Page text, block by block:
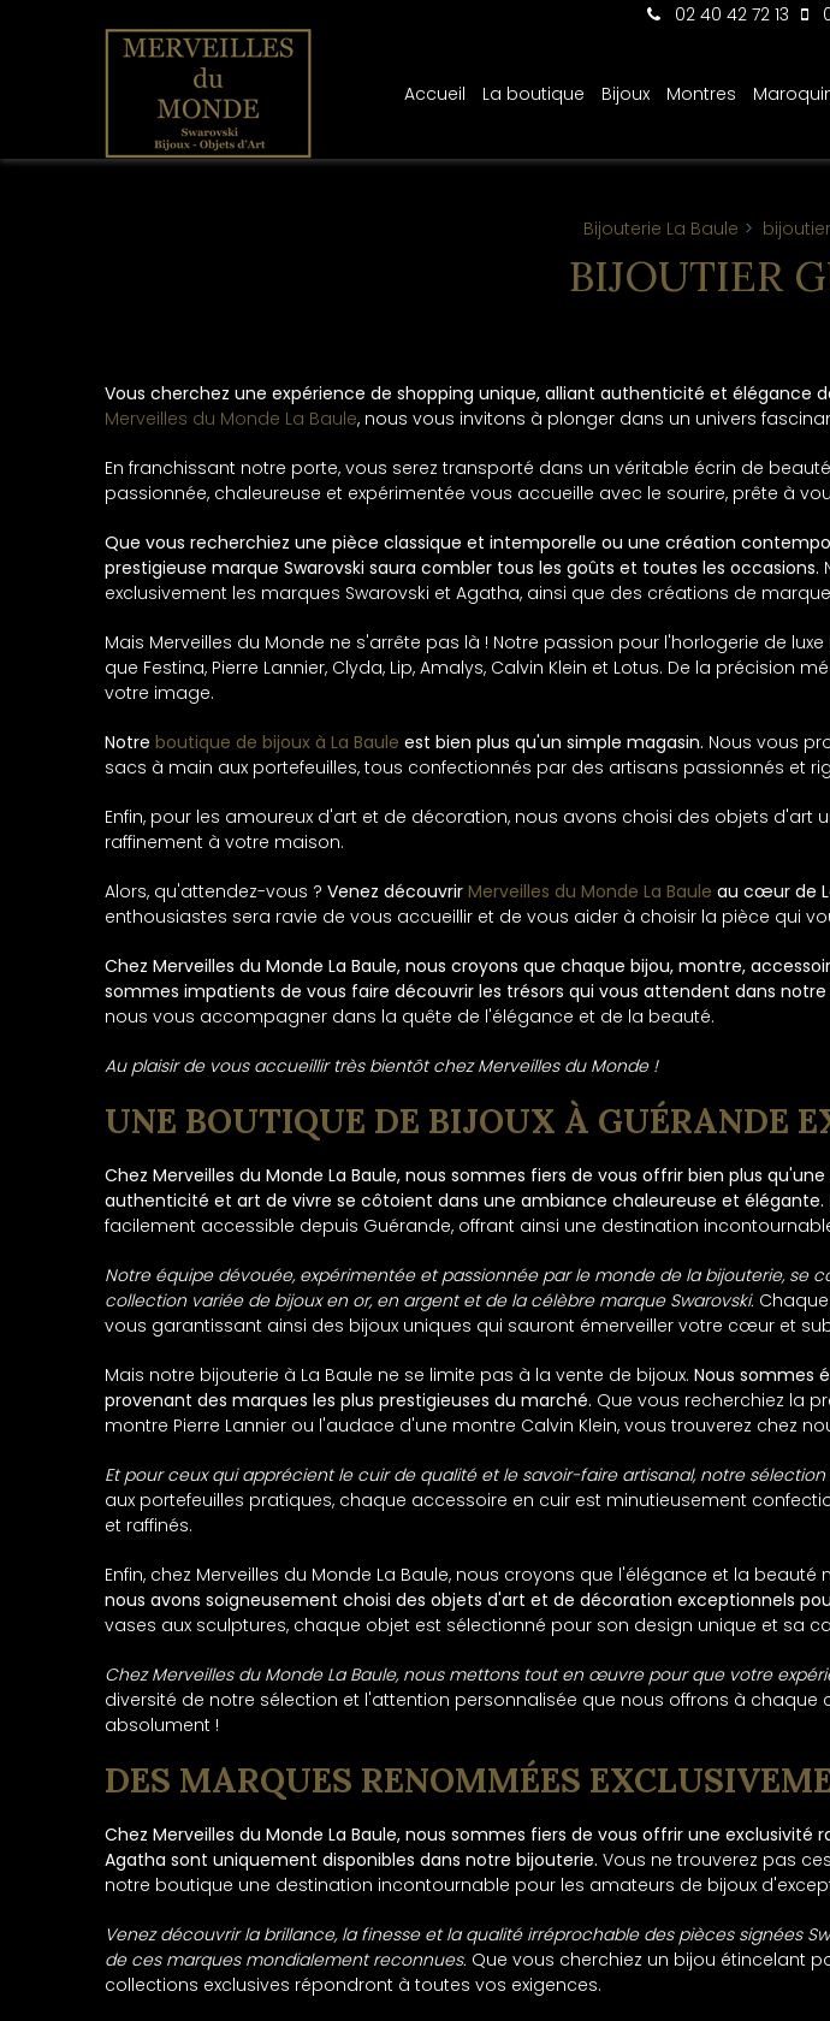
02 40 42 72 13
Accueil La boutique Bijoux Montres
Bijouterie La Baule bijoutier
BIJOUTIER
Vous cherchez une expérience de shopping unique, alliant authenticité et élégance
Merveilles du Monde La Baule, nous vous invitons à plonger dans un univers
En franchissant notre porte, vous serez transporté dans un véritable écrin de
passionnée, chaleureuse et expérimentée vous accueille avec le sourire, prête à
Que vous recherchiez une pièce classique et intemporelle ou une création
prestigieuse marque Swarovski saura combler tous les goûts et toutes les occasions.
exclusivement les marques Swarovski et Agatha, ainsi que des créations de
Mais Merveilles du Monde ne s'arrête pas là ! Notre passion pour l'horlogerie de
que Festina, Pierre Lannier, Clyda, Lip, Amalys, Calvin Klein et Lotus. De la
votre image.
Notre boutique de bijoux à La Baule est bien plus qu'un simple magasin. Nous vous
sacs à main aux portefeuilles, tous confectionnés par des artisans passionnés et
Enfin, pour les amoureux d'art et de décoration, nous avons choisi des objets
raffinement à votre maison.
Alors, qu'attendez-vous ? Venez découvrir Merveilles du Monde La Baule au cœur de
enthousiastes sera ravie de vous accueillir et de vous aider à choisir la pièce qui
Chez Merveilles du Monde La Baule, nous croyons que chaque bijou, montre,
sommes impatients de vous faire découvrir les trésors qui vous attendent dans
nous vous accompagner dans la quête de l'élégance et de la beauté.
Au plaisir de vous accueillir très bientôt chez Merveilles du Monde !
UNE BOUTIQUE DE BIJOUX À GUÉRANDE
Chez Merveilles du Monde La Baule, nous sommes fiers de vous offrir bien plus
authenticité et art de vivre se côtoient dans une ambiance chaleureuse et élégante.
facilement accessible depuis Guérande, offrant ainsi une destination
Notre équipe dévouée, expérimentée et passionnée par le monde de la bijouterie,
collection variée de bijoux en or, en argent et de la célèbre marque Swarovski.
vous garantissant ainsi des bijoux uniques qui sauront émerveiller votre cœur et
Mais notre bijouterie à La Baule ne se limite pas à la vente de bijoux. Nous sommes
provenant des marques les plus prestigieuses du marché. Que vous recherchiez la
montre Pierre Lannier ou l'audace d'une montre Calvin Klein, vous trouverez chez
Et pour ceux qui apprécient le cuir de qualité et le savoir-faire artisanal, notre
aux portefeuilles pratiques, chaque accessoire en cuir est minutieusement
et raffinés.
Enfin, chez Merveilles du Monde La Baule, nous croyons que l'élégance et la
nous avons soigneusement choisi des objets d'art et de décoration exceptionnels
vases aux sculptures, chaque objet est sélectionné pour son design unique et sa
Chez Merveilles du Monde La Baule, nous mettons tout en œuvre pour que votre
diversité de notre sélection et l'attention personnalisée que nous offrons à
absolument !
DES MARQUES RENOMMÉES
Chez Merveilles du Monde La Baule, nous sommes fiers de vous offrir une
Agatha sont uniquement disponibles dans notre bijouterie. Vous ne trouverez pas
notre boutique une destination incontournable pour les amateurs de bijoux
Venez découvrir la brillance, la finesse et la qualité irréprochable des pièces signées
de ces marques mondialement reconnues. Que vous cherchiez un bijou étincelant
collections exclusives répondront à toutes vos exigences.